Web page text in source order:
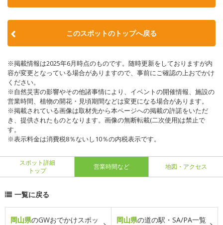
このスポットのトップへ戻る
※掲載情報は2025年6月時点のものです。随時更新をしておりますが内
容が変更となっている場合がありますので、事前にご確認の上おでかけ
ください。
※自然災害の影響やその他諸事情により、イベントの開催情報、施設の
営業時間、植物の開花・見頃期間などは変更になる場合があります。
※掲載されている画像は取材先から本ページへの掲載の許諾をいただ
き、提供されたものとなります。画像の無断転載(二次使用)は禁止で
す。
※表示料金は消費税8％ないし10％の内税表示です。
スポット詳細
トップ
営業時間など 地図・アクセス
一覧に戻る
岡山県のGWおでかけスポッ
岡山県の道の駅・SA/PA一覧